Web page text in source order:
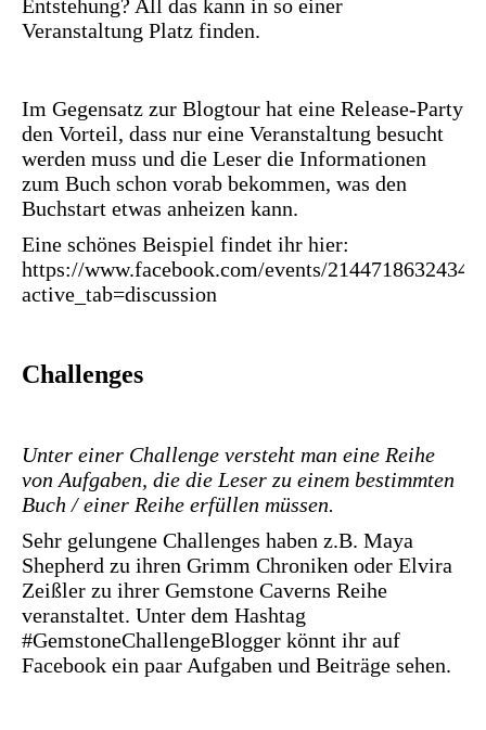
Entstehung? All das kann in so einer
Veranstaltung Platz finden.
Im Gegensatz zur Blogtour hat eine Release-Party
den Vorteil, dass nur eine Veranstaltung besucht
werden muss und die Leser die Informationen
zum Buch schon vorab bekommen, was den
Buchstart etwas anheizen kann.
Eine schönes Beispiel findet ihr hier:
https://www.facebook.com/events/
active_tab=discussion
Challenges
Unter einer Challenge versteht man eine Reihe
von Aufgaben, die die Leser zu einem bestimmten
Buch / einer Reihe erfüllen müssen.
Sehr gelungene Challenges haben z.B. Maya
Shepherd zu ihren Grimm Chroniken oder Elvira
Zeißler zu ihrer Gemstone Caverns Reihe
veranstaltet. Unter dem Hashtag
#GemstoneChallengeBlogger könnt ihr auf
Facebook ein paar Aufgaben und Beiträge sehen.